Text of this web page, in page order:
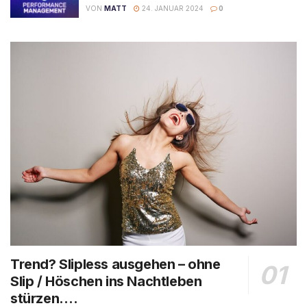
VON MATT 24. JANUAR 2024 0
Trend? Slipless ausgehen – ohne
Slip / Höschen ins Nachtleben
stürzen….